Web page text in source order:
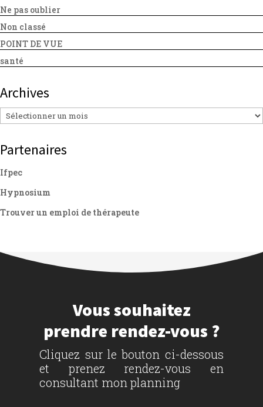
Ne pas oublier
Non classé
POINT DE VUE
santé
Archives
Archives
Partenaires
Ifpec
Hypnosium
Trouver un emploi de thérapeute
Vous souhaitez
prendre rendez-vous ?
Cliquez sur le bouton ci-dessous
et prenez rendez-vous en
consultant mon planning